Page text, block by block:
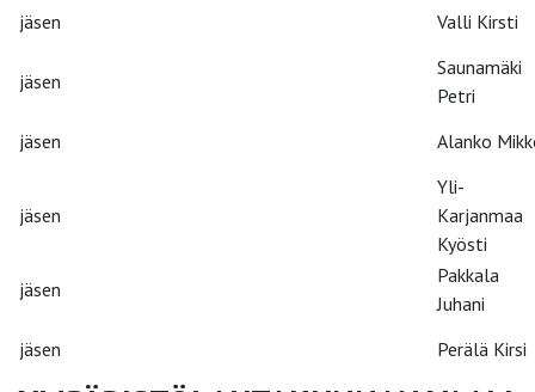
jäsen
Valli Kirsti
jäsen
Saunamäki
Petri
jäsen
Alanko
jäsen
Yli-
Karjanmaa
Kyösti
jäsen
Pakkala
Juhani
jäsen
Perälä Kirsi